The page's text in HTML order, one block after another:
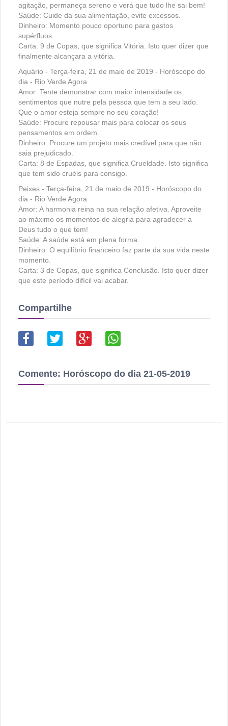
agitação, permaneça sereno e verá que tudo lhe sai bem!
Saúde: Cuide da sua alimentação, evite excessos.
Dinheiro: Momento pouco oportuno para gastos
supérfluos.
Carta: 9 de Copas, que significa Vitória. Isto quer dizer que
finalmente alcançara a vitória.
Aquário - Terça-feira, 21 de maio de 2019 - Horóscopo do
dia - Rio Verde Agora
Amor: Tente demonstrar com maior intensidade os
sentimentos que nutre pela pessoa que tem a seu lado.
Que o amor esteja sempre no seu coração!
Saúde: Procure repousar mais para colocar os seus
pensamentos em ordem.
Dinheiro: Procure um projeto mais credível para que não
saia prejudicado.
Carta: 8 de Espadas, que significa Crueldade. Isto significa
que tem sido cruéis para consigo.
Peixes - Terça-feira, 21 de maio de 2019 - Horóscopo do
dia - Rio Verde Agora
Amor: A harmonia reina na sua relação afetiva. Aproveite
ao máximo os momentos de alegria para agradecer a
Deus tudo o que tem!
Saúde: A saúde está em plena forma.
Dinheiro: O equilíbrio financeiro faz parte da sua vida neste
momento.
Carta: 3 de Copas, que significa Conclusão. Isto quer dizer
que este período difícil vai acabar.
Compartilhe
Comente: Horóscopo do dia 21-05-2019